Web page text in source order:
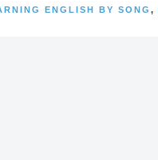
ENGLISH BY SONG ,